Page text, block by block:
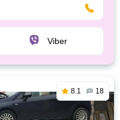
Viber
8.1 18